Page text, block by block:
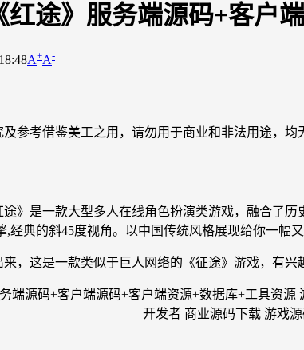
红途》服务端源码+客户
A+A-
参考借鉴美工之用，请勿用于商业和非法用途，均
途》是一款大型多人在线角色扮演类游戏，融合了
经典的斜45度视角。以中国传统风格展现给你一幅又
，这是一款类似于巨人网络的《征途》游戏，有兴